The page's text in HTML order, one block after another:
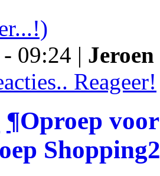
09:24 |
Reageer!
¶Oproep